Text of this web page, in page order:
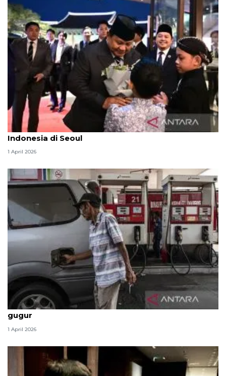
Presiden Prabowo disambut hangat anak-anak
Indonesia di Seoul
1 April 2026
Politik kemarin, BBM tak naik hingga 2 prajurit TNI
gugur
1 April 2026